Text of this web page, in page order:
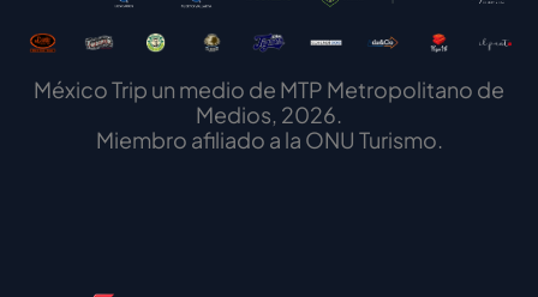
México Trip un medio de MTP Metropolitano de
Medios, 2026.
Miembro afiliado a la ONU Turismo.